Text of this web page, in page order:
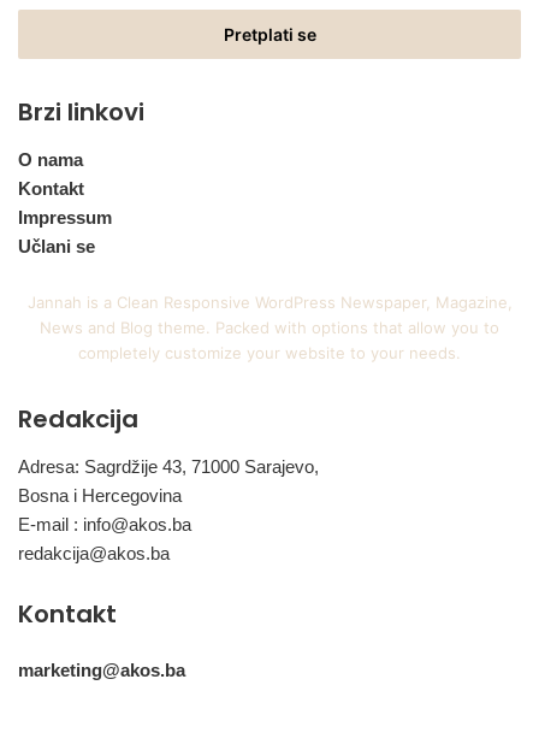
Email
Brzi linkovi
O nama
Kontakt
Impressum
Učlani se
Jannah is a Clean Responsive WordPress Newspaper, Magazine,
News and Blog theme. Packed with options that allow you to
completely customize your website to your needs.
Redakcija
Adresa: Sagrdžije 43, 71000 Sarajevo,
Bosna i Hercegovina
E-mail : info@akos.ba
redakcija@akos.ba
Kontakt
marketing@akos.ba